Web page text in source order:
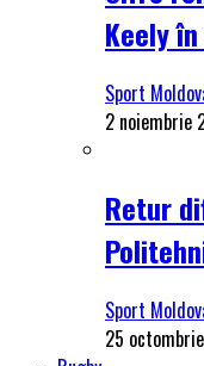
Keely
Sport
2 noiembrie
Retur
Sport
25